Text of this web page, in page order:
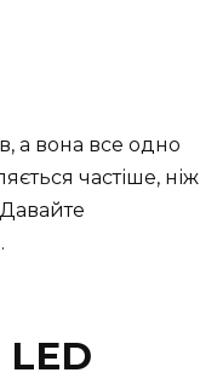
а вона все одно
частіше, ніж